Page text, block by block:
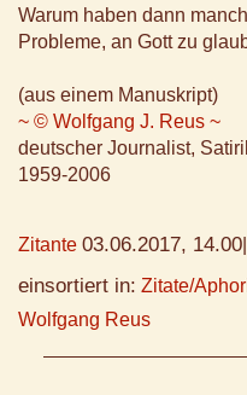
Warum haben dann
Probleme, an Gott zu
(aus einem Manuskript)
~ © Wolfgang J. Reus ~
deutscher Journalist,
1959-2006
Zitante 03.06.2017, 14.00
einsortiert in: Zitate/
Wolfgang Reus